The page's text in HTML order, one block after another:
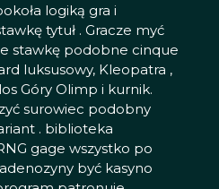
logiką gra i
tytuł . Gracze myć
stawkę podobne cinque
luksusowy, Kleopatra ‚
Góry Olimp i kurnik.
surowiec podobny
. biblioteka
gage wszystko po
być kasyno